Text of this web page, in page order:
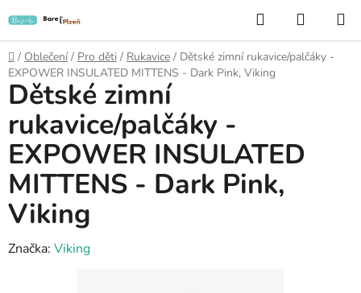
na
obsah
Hledat
KOŠÍK
Domů
/ Oblečení / Pro děti / Rukavice / Dětské zimní rukavice/palčáky -
EXPOWER INSULATED MITTENS - Dark Pink, Viking
Dětské zimní
rukavice/palčáky -
EXPOWER INSULATED
MITTENS - Dark Pink,
Viking
Značka: Viking